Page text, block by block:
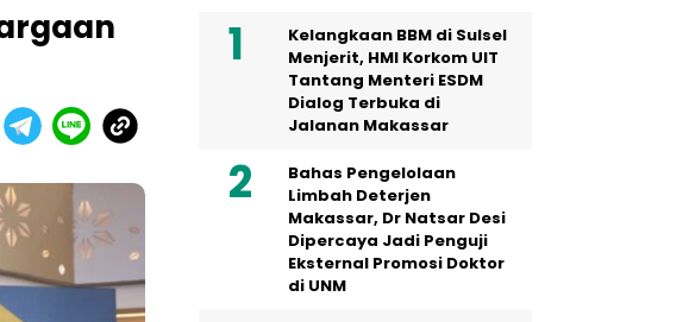
Kelangkaan BBM di Sulsel
Menjerit, HMI Korkom UIT
Tantang Menteri ESDM
Dialog Terbuka di
Jalanan Makassar
Bahas Pengelolaan
Limbah Deterjen
Makassar, Dr Natsar Desi
Dipercaya Jadi Penguji
Eksternal Promosi Doktor
di UNM